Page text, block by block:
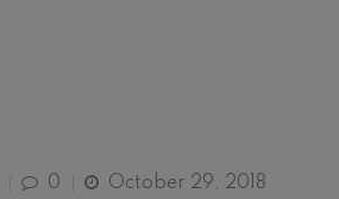
0 October 29, 2018